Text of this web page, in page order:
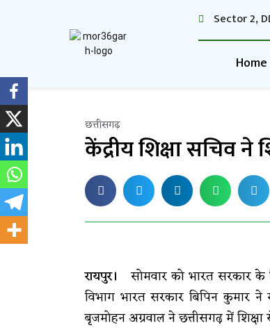
Sector 2,
Home
छत्तीसगढ़
केंद्रीय शिक्षा सचिव ने
रायपुर।
सोमवार को भारत सरकार
विभाग भारत सरकार बिपिन कुमार
बृजमोहन अग्रवाल ने छत्तीसगढ़ में शिक्षा